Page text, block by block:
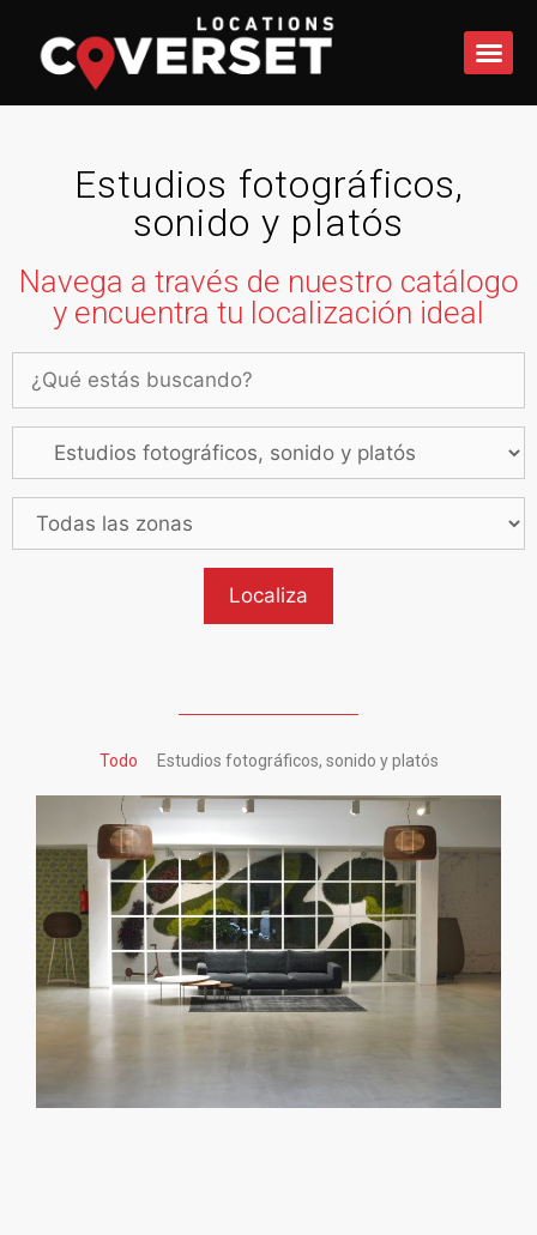
Estudios fotográficos,
sonido y platós
Navega a través de nuestro catálogo
y encuentra tu localización ideal
Todo Estudios fotográficos, sonido y platós